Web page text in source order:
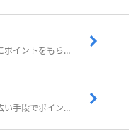
歩いてポイ活！日常生活でお得にポイントをもらおう
歩いたりアンケート回答など幅広い手段でポイントをゲット